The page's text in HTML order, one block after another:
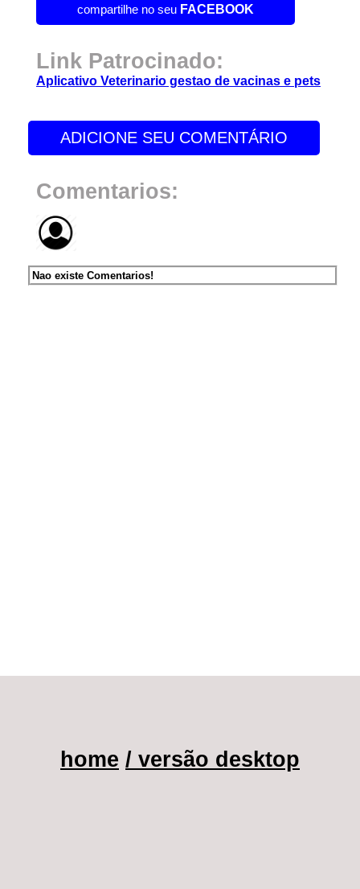
compartilhe no seu FACEBOOK
Link Patrocinado:
Aplicativo Veterinario gestao de vacinas e pets
ADICIONE SEU COMENTÁRIO
Comentarios:
Nao existe Comentarios!
home / versão desktop